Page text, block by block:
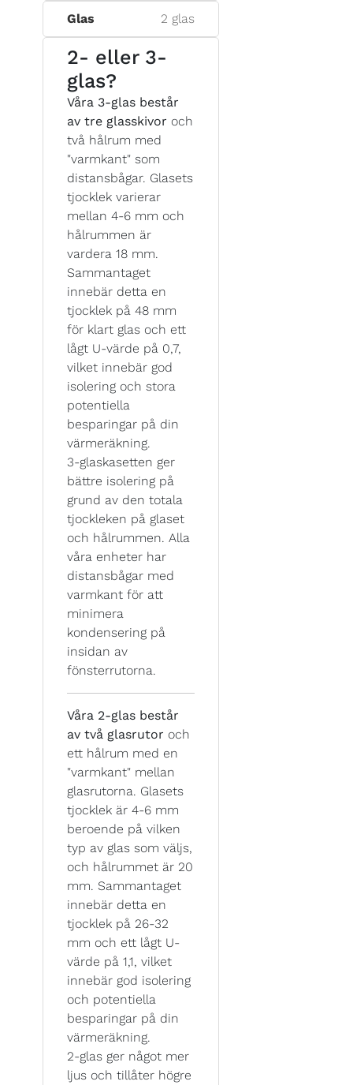
Glas 2 glas
2- eller 3-
glas?
Våra 3-glas består
av tre glasskivor och
två hålrum med
"varmkant" som
distansbågar. Glasets
tjocklek varierar
mellan 4-6 mm och
hålrummen är
vardera 18 mm.
Sammantaget
innebär detta en
tjocklek på 48 mm
för klart glas och ett
lågt U-värde på 0,7,
vilket innebär god
isolering och stora
potentiella
besparingar på din
värmeräkning.
3-glaskasetten ger
bättre isolering på
grund av den totala
tjockleken på glaset
och hålrummen. Alla
våra enheter har
distansbågar med
varmkant för att
minimera
kondensering på
insidan av
fönsterrutorna.
Våra 2-glas består
av två glasrutor och
ett hålrum med en
"varmkant" mellan
glasrutorna. Glasets
tjocklek är 4-6 mm
beroende på vilken
typ av glas som väljs,
och hålrummet är 20
mm. Sammantaget
innebär detta en
tjocklek på 26-32
mm och ett lågt U-
värde på 1,1, vilket
innebär god isolering
och potentiella
besparingar på din
värmeräkning.
2-glas ger något mer
ljus och tillåter högre